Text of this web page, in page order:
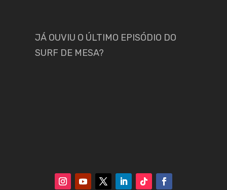
JÁ OUVIU O ÚLTIMO EPISÓDIO DO
SURF DE MESA?